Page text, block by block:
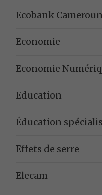
Ecobank Cameroun
Economie
Economie
Education
Éducation
Effets de serre
Elecam